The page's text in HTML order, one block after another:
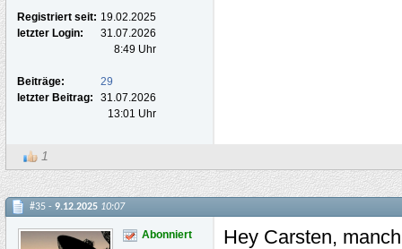
Registriert seit: 19.02.2025
letzter Login:
31.07.2026
8:49 Uhr
Beiträge:
29
letzter Beitrag:
31.07.2026
13:01 Uhr
1
#35 - 9.12.2025 10:07
Abonniert
Hey Carsten,